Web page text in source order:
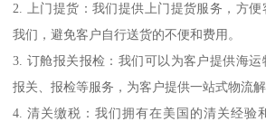
2. 上门提货：我们提供上门提货服务，方
我们，避免客户自行送货的不便和费用。
3. 订舱报关报检：我们可以为客户提供海运
报关、报检等服务，为客户提供一站式物流解
4. 清关缴税：我们拥有在美国的清关经验